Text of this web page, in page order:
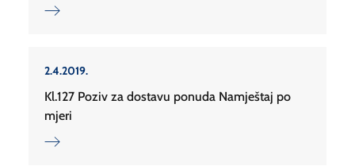
2.4.2019.
Kl.127 Poziv za dostavu ponuda Namještaj po
mjeri